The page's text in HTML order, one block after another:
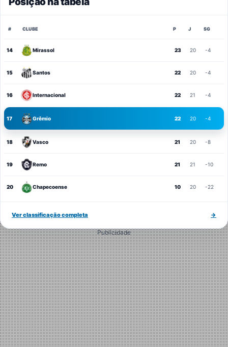
# CLUBE P J SG
14 Mirassol 23 20 -4
15 Santos 22 20 -4
16 Internacional 22 21 -4
17 Grêmio 22 20 -4
18 Vasco 21 20 -8
19 Remo 21 21 -10
20 Chapecoense 10 20 -22
Ver classificação completa →
Publicidade